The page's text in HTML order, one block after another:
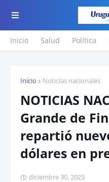
Inicio Salud Política
Inicio Noticias nacionales
NOTICIAS
Grande de
repartió
dólares en
diciembre 30, 2023